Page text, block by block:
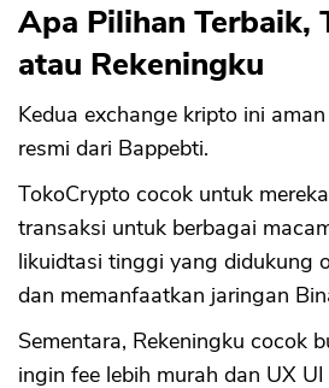
Apa Pilihan Terbaik,
atau Rekeningku
Kedua exchange kripto ini
resmi dari Bappebti.
TokoCrypto cocok untuk
transaksi untuk berbagai
likuidtasi tinggi yang didukung
dan memanfaatkan jaringan
Sementara, Rekeningku cocok
ingin fee lebih murah dan UX